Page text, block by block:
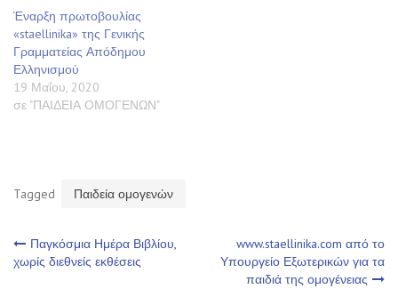
Έναρξη πρωτοβουλίας
«staellinika» της Γενικής
Γραμματείας Απόδημου
Ελληνισμού
19 Μαΐου, 2020
σε "ΠΑΙΔΕΙΑ ΟΜΟΓΕΝΩΝ"
Tagged Παιδεία ομογενών
Πλοήγηση
Παγκόσμια Ημέρα Βιβλίου,
χωρίς διεθνείς εκθέσεις
www.staellinika.com από το
Υπουργείο Εξωτερικών για τα
παιδιά της ομογένειας